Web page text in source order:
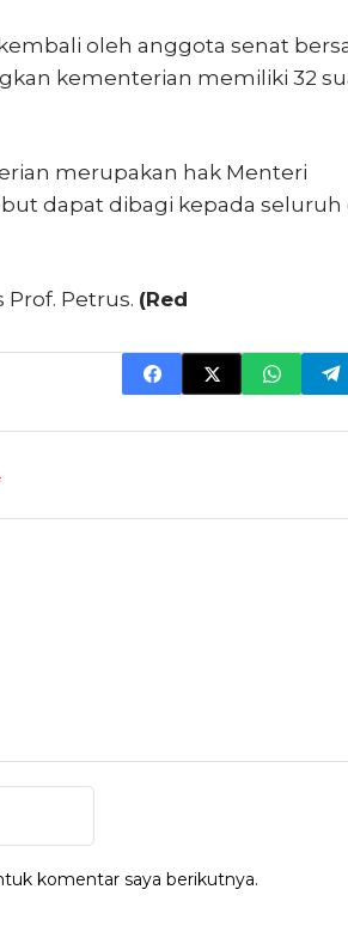
oleh anggota senat
kementerian memiliki 32
merupakan hak Menteri
dapat dibagi kepada seluruh
Petrus. (Red
komentar saya berikutnya.